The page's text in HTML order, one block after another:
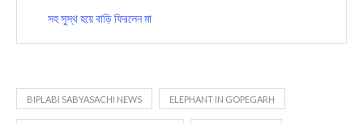
সহ সুস্থ হয়ে বাড়ি ফিরলেন মা
BIPLABI SABYASACHI NEWS ELEPHANT IN GOPEGARH